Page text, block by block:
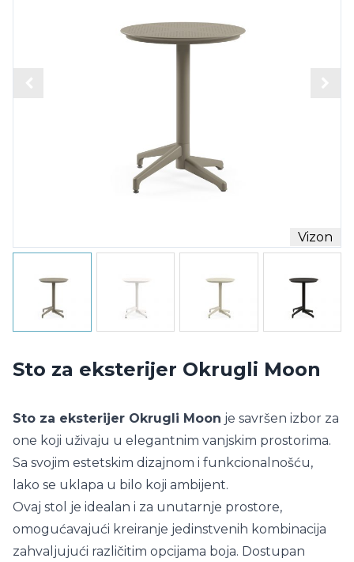
Vizon
Sto za eksterijer Okrugli Moon
Sto za eksterijer Okrugli Moon je savršen izbor za
one koji uživaju u elegantnim vanjskim prostorima.
Sa svojim estetskim dizajnom i funkcionalnošću,
lako se uklapa u bilo koji ambijent.
Ovaj stol je idealan i za unutarnje prostore,
omogućavajući kreiranje jedinstvenih kombinacija
zahvaljujući različitim opcijama boja. Dostupan